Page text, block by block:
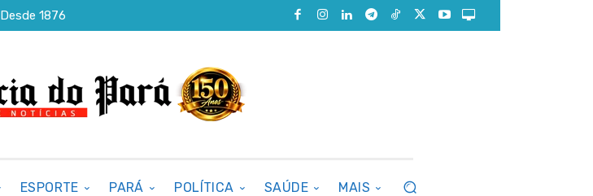
Desde 1876
ESPORTE PARÁ POLÍTICA SAÚDE MAIS